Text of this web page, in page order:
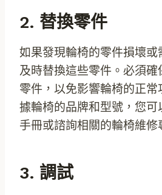
2. 替換零件
如果發現輪椅的零件損壞或
及時替換這些零件。必須
零件，以免影響輪椅的正
據輪椅的品牌和型號，您
手冊或諮詢相關的輪椅維修
3. 調試